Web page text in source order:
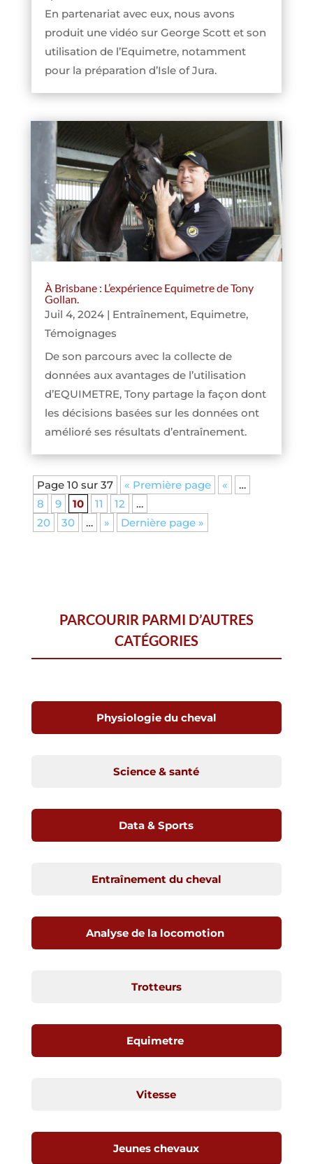
En partenariat avec eux, nous avons
produit une vidéo sur George Scott et son
utilisation de l’Equimetre, notamment
pour la préparation d’Isle of Jura.
À Brisbane : L’expérience Equimetre de Tony
Gollan.
Juil 4, 2024| Entraînement, Equimetre,
Témoignages
De son parcours avec la collecte de
données aux avantages de l’utilisation
d’EQUIMETRE, Tony partage la façon dont
les décisions basées sur les données ont
amélioré ses résultats d’entraînement.
Page 10 sur 37 « Première page «
…
8
9 10 11 12
…
20
30 … » Dernière page »
PARCOURIR PARMI D’AUTRES
CATÉGORIES
Physiologie du cheval
Science & santé
Data & Sports
Entraînement du cheval
Analyse de la locomotion
Trotteurs
Equimetre
Vitesse
Jeunes chevaux